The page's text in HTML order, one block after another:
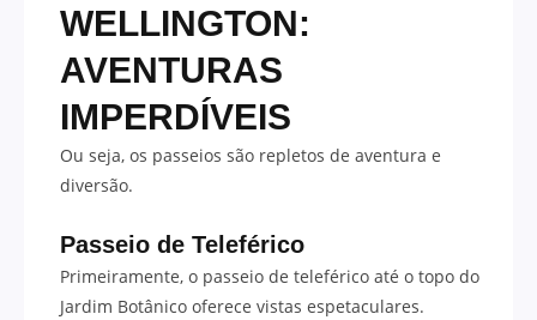
WELLINGTON:
AVENTURAS
IMPERDÍVEIS
Ou seja, os passeios são repletos de aventura e
diversão.
Passeio de Teleférico
Primeiramente, o passeio de teleférico até o topo do
Jardim Botânico oferece vistas espetaculares.